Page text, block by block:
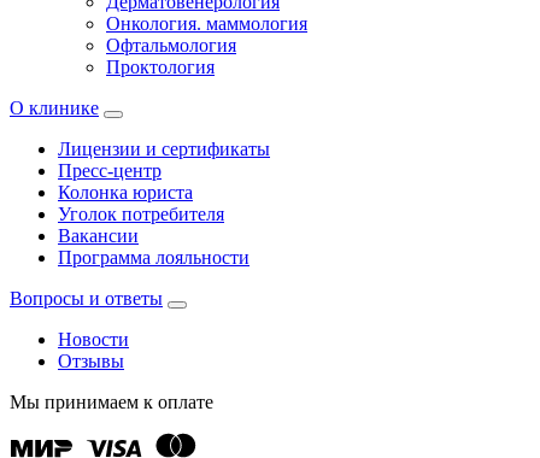
Онкология. маммология
Офтальмология
Проктология
О клинике
Лицензии и сертификаты
Пресс-центр
Колонка юриста
Уголок потребителя
Вакансии
Программа лояльности
Вопросы и ответы
Новости
Отзывы
Мы принимаем к оплате